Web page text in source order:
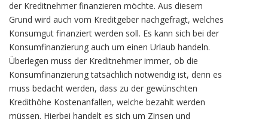
der Kreditnehmer finanzieren möchte. Aus diesem
Grund wird auch vom Kreditgeber nachgefragt, welches
Konsumgut finanziert werden soll. Es kann sich bei der
Konsumfinanzierung auch um einen Urlaub handeln.
Überlegen muss der Kreditnehmer immer, ob die
Konsumfinanzierung tatsächlich notwendig ist, denn es
muss bedacht werden, dass zu der gewünschten
Kredithöhe Kostenanfallen, welche bezahlt werden
müssen. Hierbei handelt es sich um Zinsen und